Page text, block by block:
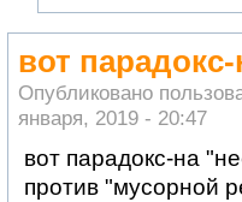
вот
Опубликовано
января, 2019 - 20:47
вот парадокс-на
против "мусорной